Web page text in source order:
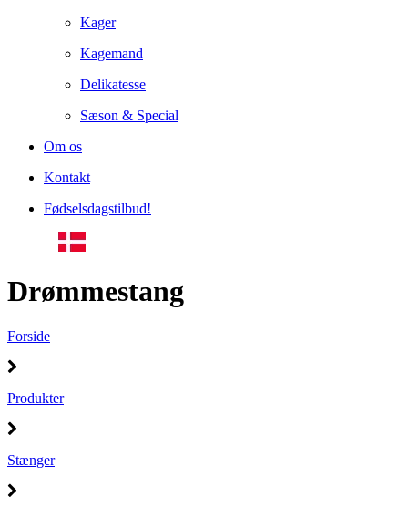
Kager
Kagemand
Delikatesse
Sæson & Special
Om os
Kontakt
Fødselsdagstilbud!
Drømmestang
Forside
Produkter
Stænger